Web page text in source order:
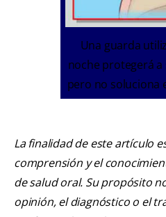
Una guarda
noche protegerá a
pero no soluciona
La finalidad de este artículo
comprensión y el
de salud oral. Su propósito
opinión, el diagnóstico o el